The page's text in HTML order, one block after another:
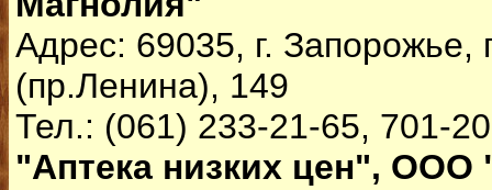
Адрес: 69035, г.
(пр.Ленина), 149
Тел.: (061) 233-21-65, 701-
"Аптека низких цен", ООО